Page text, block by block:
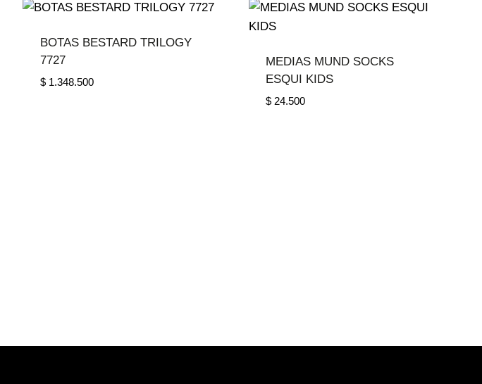
BOTAS BESTARD TRILOGY
7727
$1.348.500
MEDIAS MUND SOCKS
ESQUI KIDS
$ 24.500